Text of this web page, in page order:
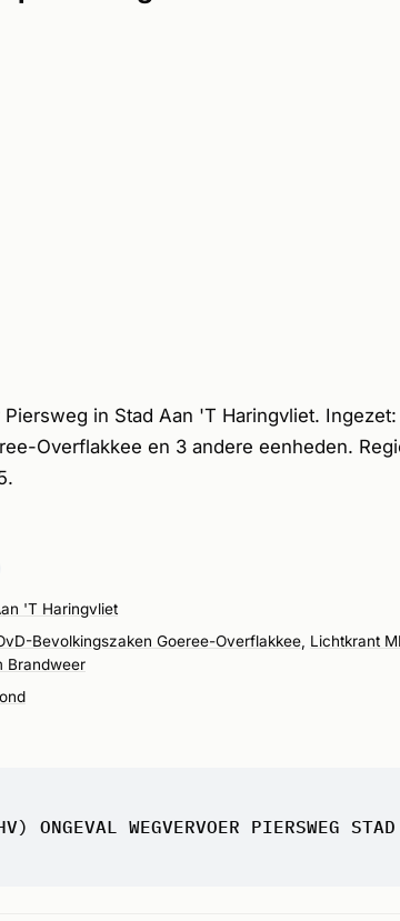
in Stad Aan 'T Haringvliet.
Overflakkee en 3 andere eenheden.
'T Haringvliet
Bevolkingszaken Goeree-Overflakkee, Lichtkrant
Brandweer
ONGEVAL WEGVERVOER PIERSWEG